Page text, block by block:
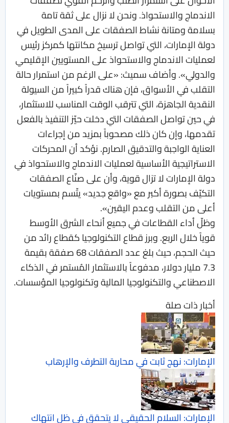
الاندماج والاستحواذ. ونحن لا نزال على ثقة تامة
بسلامة ومتانة نشاط الصفقات على المدى الطويل في
دولة الإمارات، التي تواصل ترسيخ مكانتها كمركز رئيس
لعمليات الاندماج والاستحواذ على المستويين الإقليمي
والدولي». وأضاف سميث: «على الرغم من استمرار حالة
التقلب في الأسواق، فإن هناك قدراً كبيراً من السيولة
النقدية الجاهزة، التي تترقب الوقت المناسب للاستثمار،
في حين تواصل الصفقات التي دخلت حيّز التنفيذ بالفعل
تقدمها، وإن كان ذلك مصحوباً بمزيد من إجراءات
العناية الواجبة والتدقيق الصارم. نؤكد أن المحركات
الاستراتيجية الأساسية لعمليات الاندماج والاستحواذ في
دولة الإمارات لا تزال قوية، وأن على صنّاع الصفقات
التكيّف بصورة أكبر مع «واقع جديد» يتّسم بمستويات
أعلى من التقلب وعدم اليقين».
وظلّ أداء القطاعات في جميع أنحاء الشرق الأوسط
قوياً خلال الربع. وبرز قطاع التكنولوجيا كقطاع رائد من
حيث الحجم، حيث بلغ عدد الصفقات 68 صفقة بقيمة
7.3 مليار دولار، مدفوعاً بالاستثمار المُستمر في الذكاء
الاصطناعي والتكنولوجيا المالية وتكنولوجيا المؤسسات.
أخبار ذات صلة
الإمارات: نهج ثابت في محاربة التطرف والإرهاب
الإمارات: السلام الحقيقي لا يتحقق في ظل انتهاك